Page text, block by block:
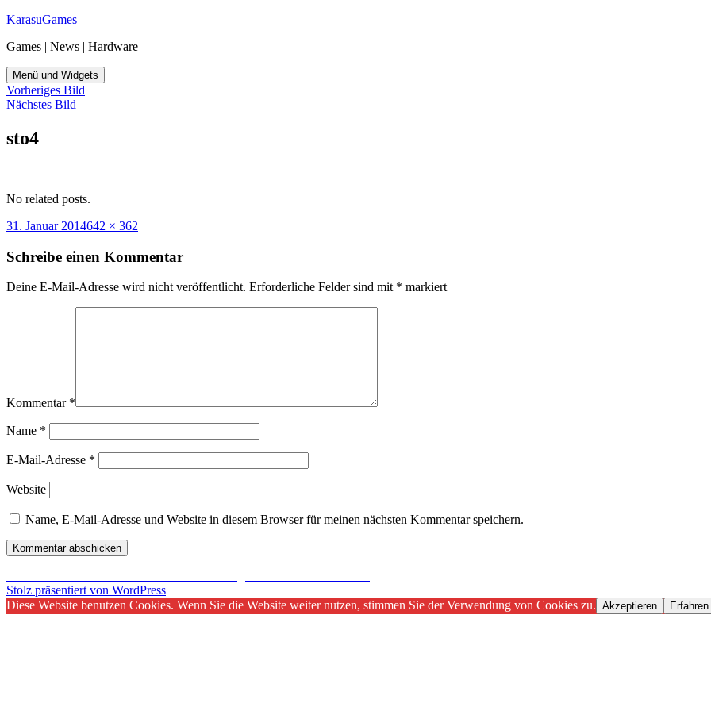
Zum
springen
KarasuGames
Games | News | Hardware
Menü und Widgets
Vorheriges Bild
Nächstes Bild
sto4
No related posts.
Veröffentlicht
31. Januar 2014Originalgröße
642 × 362
Schreibe einen Kommentar
Deine E-Mail-Adresse wird nicht veröffentlicht. Erforderliche Felder sind mit * markiert
Kommentar *
Name *
E-Mail-Adresse *
Website
Name, E-Mail-Adresse und Website in diesem Browser für meinen nächsten Kommentar speichern.
Beitragsnavigation
Stolz präsentiert von WordPress
Diese Website benutzen Cookies. Wenn Sie die Website weiter nutzen, stimmen Sie der Verwendung von Cookies zu. Akzeptieren